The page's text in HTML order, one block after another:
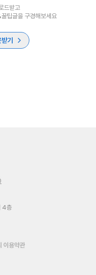
드받고
팁글을 구경해보세요
기
4층
이용약관